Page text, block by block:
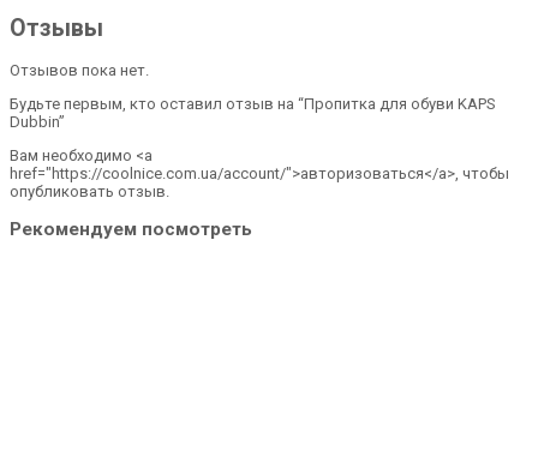
Отзывы
Отзывов пока нет.
Будьте первым, кто оставил отзыв на “Пропитка для обуви KAPS
Dubbin”
Вам необходимо <a
href="https://coolnice.com.ua/account/">авторизоваться</a>, чтобы
опубликовать отзыв.
Рекомендуем посмотреть